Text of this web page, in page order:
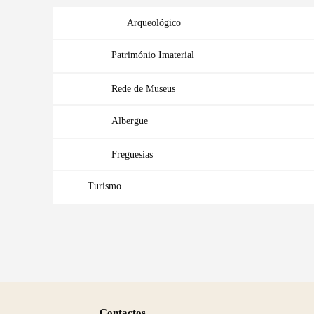
Categorias gerais
Arqueológico
Património Imaterial
Rede de Museus
Albergue
Freguesias
Turismo